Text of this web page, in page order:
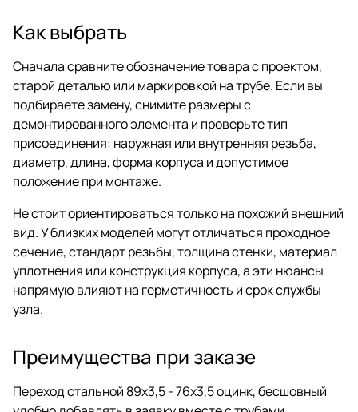
Как выбрать
Сначала сравните обозначение товара с проектом,
старой деталью или маркировкой на трубе. Если вы
подбираете замену, снимите размеры с
демонтированного элемента и проверьте тип
присоединения: наружная или внутренняя резьба,
диаметр, длина, форма корпуса и допустимое
положение при монтаже.
Не стоит ориентироваться только на похожий внешний
вид. У близких моделей могут отличаться проходное
сечение, стандарт резьбы, толщина стенки, материал
уплотнения или конструкция корпуса, а эти нюансы
напрямую влияют на герметичность и срок службы
узла.
Преимущества при заказе
Переход стальной 89х3,5 - 76х3,5 оцинк, бесшовный